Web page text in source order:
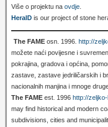
Više o projektu na ovdje
HeralD is our project of stone
The FAME osn. 1996. http://
možete naći povijesne i
pokrajina, gradova i općina,
zastave, zastave jedriličarskih i
nacionalnih manjina i mnoge
The FAME est. 1996 http://
may find historical and modern
subdivisions, cities and